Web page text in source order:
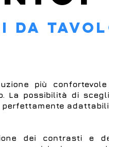
DA TAVOLO
più confortevole ed
possibilità di scegliere
adattabili ad
dei contrasti e della